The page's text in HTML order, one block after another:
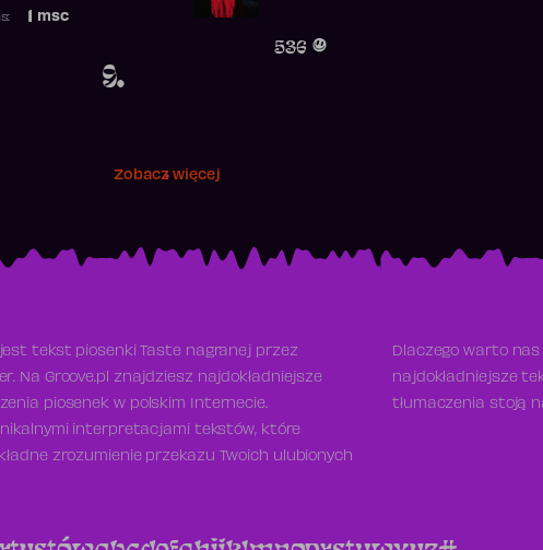
9.
msc
536
Zobacz więcej
tekst piosenki Taste nagranej przez
Na Groove.pl znajdziesz najdokładniejsze
piosenek w polskim Internecie.
interpretacjami tekstów, które
zrozumienie przekazu Twoich ulubionych
Dlaczego warto
najdokładniejsze
tłumaczenia stoją